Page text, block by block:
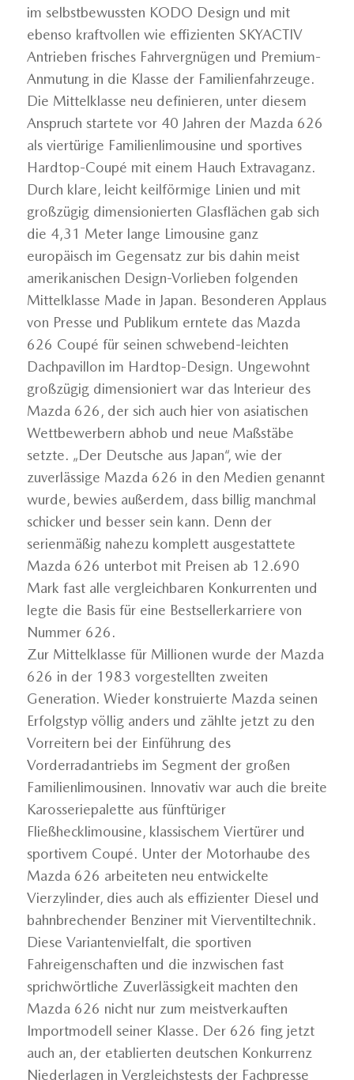
im selbstbewussten KODO Design und mit
ebenso kraftvollen wie effizienten SKYACTIV
Antrieben frisches Fahrvergnügen und Premium-
Anmutung in die Klasse der Familienfahrzeuge.
Die Mittelklasse neu definieren, unter diesem
Anspruch startete vor 40 Jahren der Mazda 626
als viertürige Familienlimousine und sportives
Hardtop-Coupé mit einem Hauch Extravaganz.
Durch klare, leicht keilförmige Linien und mit
großzügig dimensionierten Glasflächen gab sich
die 4,31 Meter lange Limousine ganz
europäisch im Gegensatz zur bis dahin meist
amerikanischen Design-Vorlieben folgenden
Mittelklasse Made in Japan. Besonderen Applaus
von Presse und Publikum erntete das Mazda
626 Coupé für seinen schwebend-leichten
Dachpavillon im Hardtop-Design. Ungewohnt
großzügig dimensioniert war das Interieur des
Mazda 626, der sich auch hier von asiatischen
Wettbewerbern abhob und neue Maßstäbe
setzte. „Der Deutsche aus Japan“, wie der
zuverlässige Mazda 626 in den Medien genannt
wurde, bewies außerdem, dass billig manchmal
schicker und besser sein kann. Denn der
serienmäßig nahezu komplett ausgestattete
Mazda 626 unterbot mit Preisen ab 12.690
Mark fast alle vergleichbaren Konkurrenten und
legte die Basis für eine Bestsellerkarriere von
Nummer 626.
Zur Mittelklasse für Millionen wurde der Mazda
626 in der 1983 vorgestellten zweiten
Generation. Wieder konstruierte Mazda seinen
Erfolgstyp völlig anders und zählte jetzt zu den
Vorreitern bei der Einführung des
Vorderradantriebs im Segment der großen
Familienlimousinen. Innovativ war auch die breite
Karosseriepalette aus fünftüriger
Fließhecklimousine, klassischem Viertürer und
sportivem Coupé. Unter der Motorhaube des
Mazda 626 arbeiteten neu entwickelte
Vierzylinder, dies auch als effizienter Diesel und
bahnbrechender Benziner mit Vierventiltechnik.
Diese Variantenvielfalt, die sportiven
Fahreigenschaften und die inzwischen fast
sprichwörtliche Zuverlässigkeit machten den
Mazda 626 nicht nur zum meistverkauften
Importmodell seiner Klasse. Der 626 fing jetzt
auch an, der etablierten deutschen Konkurrenz
Niederlagen in Vergleichstests der Fachpresse